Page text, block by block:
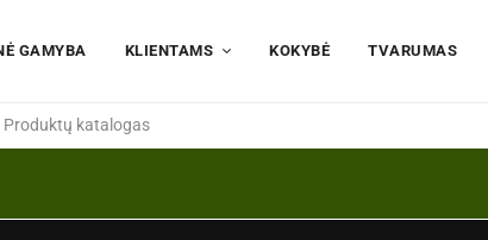
GAMYBA KLIENTAMS KOKYBĖ TVARUMAS
Produktų katalogas